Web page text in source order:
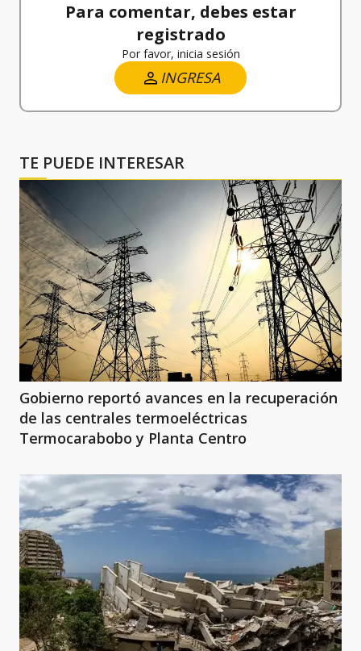
Para comentar, debes estar
registrado
Por favor, inicia sesión
INGRESA
TE PUEDE INTERESAR
Gobierno reportó avances en la recuperación
de las centrales termoeléctricas
Termocarabobo y Planta Centro